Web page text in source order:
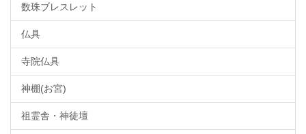
数珠ブレスレット
仏具
寺院仏具
神棚(お宮)
祖霊舎・神徒壇